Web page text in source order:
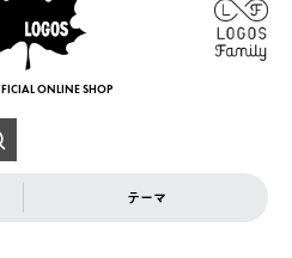
ONLINE SHOP
テーマ